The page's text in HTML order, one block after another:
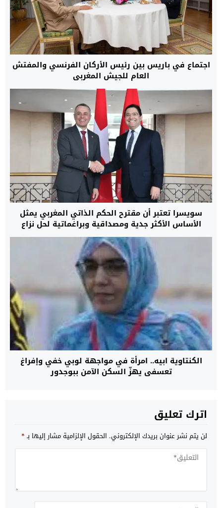
اجتماع في باريس بين رئيس الأركان الفرنسي والمفتش
العام للجيش المغربي
سويسرا تعتبر أن مقترح الحكم الذاتي المغربي يمثل
الأساس الأكثر جدية ومصداقية وبراغماتية لحل نزاع
الصحراء
الكنتاوية ابيه.. امرأة في مواجهة لوبي خفي وإفراغ
تعسفي يهزّ السكن الآمن ببوجدور
اترك تعليق
لن يتم نشر عنوان بريدك الإلكتروني. الحقول الإلزامية مشار إليها بـ*